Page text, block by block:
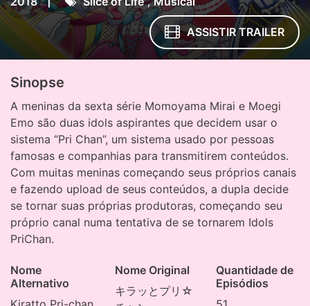
ASSISTIR TRAILER
Sinopse
A meninas da sexta série Momoyama Mirai e Moegi
Emo são duas idols aspirantes que decidem usar o
sistema “Pri Chan”, um sistema usado por pessoas
famosas e companhias para transmitirem conteúdos.
Com muitas meninas começando seus próprios canais
e fazendo upload de seus conteúdos, a dupla decide
se tornar suas próprias produtoras, começando seu
próprio canal numa tentativa de se tornarem Idols
PriChan.
Nome
Alternativo
Nome Original
キラッとプリ☆
Quantidade de
Episódios